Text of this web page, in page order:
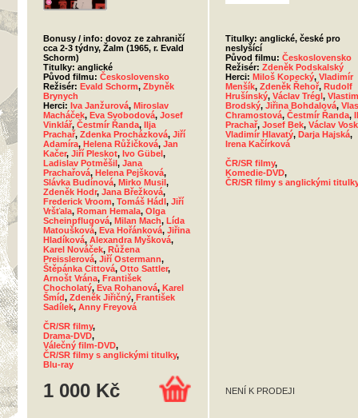
Bonusy / info: dovoz ze zahraničí
cca 2-3 týdny, Žalm (1965, r. Evald
Schorm)
Titulky: anglické
Původ filmu: Československo
Režisér: Evald Schorm, Zbyněk
Brynych
Herci: Iva Janžurová, Miroslav
Macháček, Eva Svobodová, Josef
Vinklář, Čestmír Řanda, Ilja
Prachař, Zdenka Procházková, Jiří
Adamíra, Helena Růžičková, Jan
Kačer, Jiří Pleskot, Ivo Gübel,
Ladislav Potměšil, Jana
Prachařová, Helena Pejšková,
Slávka Budínová, Mirko Musil,
Zdeněk Hodr, Jana Břežková,
Frederick Vroom, Tomáš Hádl, Jiří
Vršťala, Roman Hemala, Olga
Scheinpflugová, Milan Mach, Lída
Matoušková, Eva Hořánková, Jiřina
Hladíková, Alexandra Myšková,
Karel Nováček, Růžena
Preisslerová, Jiří Ostermann,
Štěpánka Cittová, Otto Sattler,
Arnošt Vrána, František
Chocholatý, Eva Rohanová, Karel
Šmíd, Zdeněk Jiřičný, František
Sadílek, Anny Freyová
ČR/SR filmy,
Drama-DVD,
Válečný film-DVD,
ČR/SR filmy s anglickými titulky,
Blu-ray
1 000 Kč
Titulky: anglické, české pro
neslyšící
Původ filmu: Československo
Režisér: Zdeněk Podskalský
Herci: Miloš Kopecký, Vladimír
Menšík, Zdeněk Řehoř, Rudolf
Hrušínský, Václav Trégl,
Brodský, Jiřina Bohdalová,
Chramostová, Čestmír Řanda,
Prachař, Josef Bek, Václav
Vladimír Hlavatý, Darja Hajská,
Irena Kačírková
ČR/SR filmy,
Komedie-DVD,
ČR/SR filmy s anglickými
NENÍ K PRODEJI